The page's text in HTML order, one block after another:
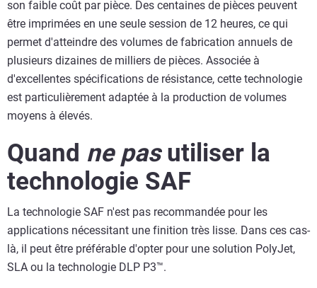
son faible coût par pièce. Des centaines de pièces peuvent
être imprimées en une seule session de 12 heures, ce qui
permet d'atteindre des volumes de fabrication annuels de
plusieurs dizaines de milliers de pièces. Associée à
d'excellentes spécifications de résistance, cette technologie
est particulièrement adaptée à la production de volumes
moyens à élevés.
Quand ne pasutiliser la
technologie SAF
La technologie SAF n'est pas recommandée pour les
applications nécessitant une finition très lisse. Dans ces cas-
là, il peut être préférable d'opter pour une solution PolyJet,
SLA ou la technologie DLP P3™.